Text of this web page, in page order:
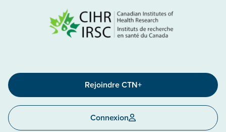
Rejoindre CTN+
Connexion